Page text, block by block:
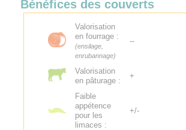
Bénéfices des couverts
Valorisation
en fourrage :
(ensilage,
enrubannage)
--
Valorisation
en pâturage :
+
Faible
appétence
pour les
limaces :
+/-